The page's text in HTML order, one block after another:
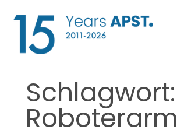
Zum
Inhalt
springen
Schlagwort:
Roboterarm